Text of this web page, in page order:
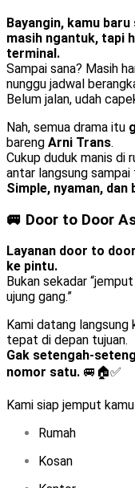
Bayangin, kamu
masih ngantuk, tapi
terminal.
Sampai sana? Masih
nunggu jadwal
Belum jalan, udah
Nah, semua drama itu
bareng Arni Trans.
Cukup duduk manis di
antar langsung sampai
Simple, nyaman, dan
🚐 Door to Door
Layanan door to
ke pintu.
Bukan sekadar
ujung gang.”
Kami datang langsung
tepat di depan tujuan.
Gak setengah-
nomor satu. 🚐🏠✅
Kami siap jemput
Rumah
Kosan